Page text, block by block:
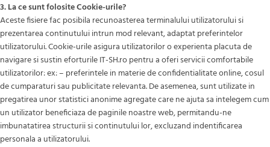
3. La ce sunt folosite Cookie-urile?
Aceste fisiere fac posibila recunoasterea terminalului utilizatorului si
prezentarea continutului intrun mod relevant, adaptat preferintelor
utilizatorului. Cookie-urile asigura utilizatorilor o experienta placuta de
navigare si sustin eforturile IT-SH.ro pentru a oferi servicii comfortabile
utilizatorilor: ex: – preferintele in materie de confidentialitate online, cosul
de cumparaturi sau publicitate relevanta. De asemenea, sunt utilizate in
pregatirea unor statistici anonime agregate care ne ajuta sa intelegem cum
un utilizator beneficiaza de paginile noastre web, permitandu-ne
imbunatatirea structurii si continutului lor, excluzand indentificarea
personala a utilizatorului.